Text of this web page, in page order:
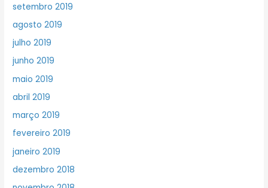
setembro 2019
agosto 2019
julho 2019
junho 2019
maio 2019
abril 2019
março 2019
fevereiro 2019
janeiro 2019
dezembro 2018